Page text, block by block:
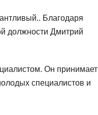
Благодаря
должности Дмитрий
Он принимает
специалистов и